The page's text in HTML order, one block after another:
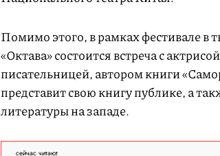
Помимо этого, в рамках фестивале в
«Октава» состоится встреча с
писательницей, автором книги
представит свою книгу публике, а
литературы на западе.
сейчас читают